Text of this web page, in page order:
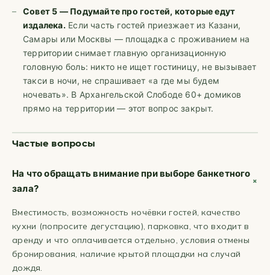
Совет 5 — Подумайте про гостей, которые едут
издалека. Если часть гостей приезжает из Казани,
Самары или Москвы — площадка с проживанием на
территории снимает главную организационную
головную боль: никто не ищет гостиницу, не вызывает
такси в ночи, не спрашивает «а где мы будем
ночевать». В Архангельской Слободе 60+ домиков
прямо на территории — этот вопрос закрыт.
Частые вопросы
На что обращать внимание при выборе банкетного
зала?
Вместимость, возможность ночёвки гостей, качество
кухни (попросите дегустацию), парковка, что входит в
аренду и что оплачивается отдельно, условия отмены
бронирования, наличие крытой площадки на случай
дождя.